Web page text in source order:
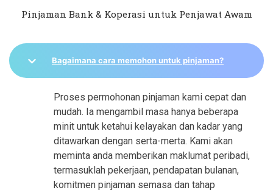
Pinjaman Bank & Koperasi untuk Penjawat Awam
Bagaimana cara memohon untuk pinjaman?
Proses permohonan pinjaman kami cepat dan
mudah. Ia mengambil masa hanya beberapa
minit untuk ketahui kelayakan dan kadar yang
ditawarkan dengan serta-merta. Kami akan
meminta anda memberikan maklumat peribadi,
termasuklah pekerjaan, pendapatan bulanan,
komitmen pinjaman semasa dan tahap